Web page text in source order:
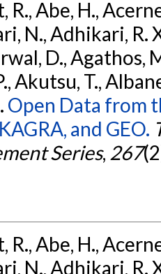
Abe, H.,
N., Adhikari, R.
D., Agathos,
Akutsu, T.,
Open Data from
and GEO.
Series, 267
Abe, H.,
N., Adhikari, R.